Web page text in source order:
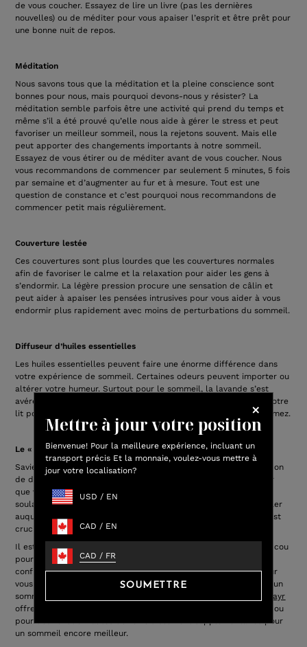
Mettre à jour votre position
Bienvenue! Pour la meilleure expérience, incluant un
transport précis Et la monnaie, voulez-vous mettre à
jour votre localisation?
USD / EN
CAD / EN
CAD / FR
SOUMETTRE
de vous coucher. Essayez de lire un livre (pas les dernières
nouvelles) ou de méditer pour vous apaiser l’esprit et être prêt pour
une bonne nuit de repos.
Méditation
Nous savons tous que la méditation et la pleine conscience sont
bonnes pour nous, mais pourquoi devons-nous y résister? La
méditation semble parfois être une activité qui prend du temps et
même s’il a été prouvé qu’elle nous aide à gérer le stress et peut
favoriser un meilleur sommeil, nous la rejetons souvent. Mais elle
peut apporter des changements importants à notre sommeil.
Essayez de vous étirer ou de méditer avant de vous coucher. Nous
vous recommandons de commencer par seulement 5 minutes, 5 fois
par semaine et d’augmenter au fur et à mesure. Tout est une
question de constance et c’est pourquoi nous recommandons de
commencer petit mais régulièrement.
Couverture lestée
Ces couvertures sont plus lourdes que les couvertures normales
afin de favoriser le calme et la relaxation pour aider les gens à
s’endormir. La légère pression procure une sensation de câlin et
peut aider à apaiser les pensées intrusives pour vous aider à vous
endormir plus rapidement avec moins de perturbations du sommeil.
Diffuseur d’huiles essentielles
Les huiles essentielles peuvent faire une énorme différence dans
votre expérience de sommeil. Certaines odeurs peuvent importer ou
altérer votre humeur. Surtout pour le sommeil, la lavande s’est
avérée efficace. Envisagez d’utiliser un petit diffuseur près de votre
lit pour aider à favoriser le calme pendant que vous vous endormez.
Le « bon » oreiller
Saviez-vous qu’un oreiller peut complètement changer votre façon
de dormir la nuit? Les oreillers offrent un soutien essentiel pour
que votre cou soit aligné avec votre colonne vertébrale, vous
soulageant des tensions et des douleurs dorsales. Avoir un oreiller
auquel vous n’avez pas à vous ajuster, mais qui s’ajuste à vous, est
crucial.
Il est important d’avoir un oreiller qui épouse la forme de votre cou
pour favoriser un sommeil de qualité. L’utilisation d’un oreiller
configuré avec la bonne hauteur et le bon niveau de soutien pour
vous et votre position de sommeil sera la meilleure option pour un
sommeil optimal. Chez Luxome, notre
Oreiller personnalisable Layr
offre une personnalisation illimitée ainsi qu’une housse en bambou
pour des fonctionnalités de refroidissement supplémentaires pour
un sommeil encore meilleur.